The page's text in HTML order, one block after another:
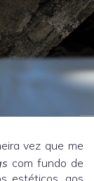
vez que me
com fundo de